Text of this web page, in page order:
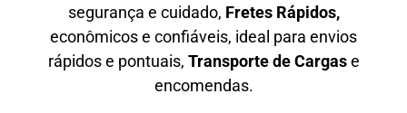
segurança e cuidado, Fretes Rápidos,
econômicos e confiáveis, ideal para envios
rápidos e pontuais, Transporte de Cargase
encomendas.